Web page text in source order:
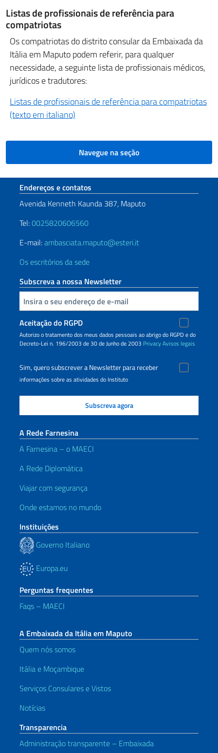
Listas de profissionais de referência para
compatriotas
Os compatriotas do distrito consular da Embaixada da
Itália em Maputo podem referir, para qualquer
necessidade, a seguinte lista de profissionais médicos,
jurídicos e tradutores:
Listas de profissionais de referência para compatriotas
(texto em italiano)
Navegue na seção
Seção de rodapé
Endereços e contatos
Avenida Kenneth Kaunda 387, Maputo
Tel:0025820606560
E-mail:ambasciata.maputo@esteri.it
Os escritórios da sede
Subscreva a nossa Newsletter
Inserisci la tua email
Aceitação do RGPD
Autorizo o tratamento dos meus dados pessoais ao abrigo do RGPD e do
Decreto-Lei n. 196/2003 de 30 de Junho de 2003 PrivacyAvisos legais
Sim, quero subscrever a Newsletter para receber
informações sobre as atividades do Instituto
A Rede Farnesina
A Farnesina – o MAECI
A Rede Diplomática
Viajar com segurança
Onde estamos no mundo
Instituições
Governo Italiano
Europa.eu
Perguntas frequentes
Faqs – MAECI
A Embaixada da Itália em Maputo
Quem nós somos
Itália e Moçambique
Serviços Consulares e Vistos
Notícias
Transparencia
Administração transparente – Embaixada